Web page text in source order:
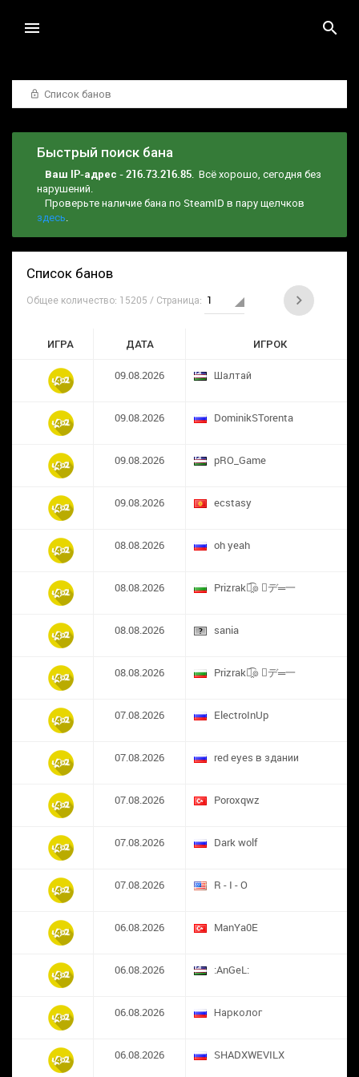
Список банов
Быстрый поиск бана
Ваш IP-адрес - 216.73.216.85. Всё хорошо, сегодня без
нарушений.
Проверьте наличие бана по SteamID в пару щелчков
здесь.
Список банов
Общее количество: 15205 / Страница:
ИГРА ДАТА ИГРОК
09.08.2026 Шалтай
09.08.2026 DominikSTorenta
09.08.2026 pRO_Game
09.08.2026 ecstasy
08.08.2026 oh yeah
08.08.2026 Prizrak๏̯͡๏ ︻デ═一
08.08.2026 sania
08.08.2026 Prizrak๏̯͡๏ ︻デ═一
07.08.2026 ElectroInUp
07.08.2026 red eyes в здании
07.08.2026 ​Poroxqwz
07.08.2026 Dark wolf
07.08.2026 R - I - O
06.08.2026 ManYa0E
06.08.2026 :AnGeL:
06.08.2026 Нарколог
06.08.2026 SHADXWEVILX